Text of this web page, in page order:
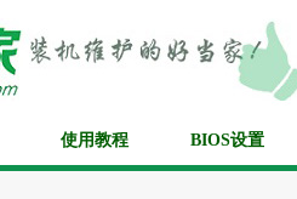
使用教程 BIOS设置